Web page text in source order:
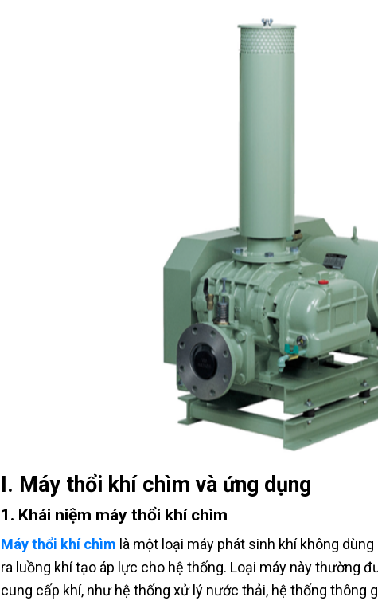
I. Máy thổi khí chìm và ứng dụng
1. Khái niệm máy thổi khí chìm
Máy thổi khí chìm là một loại máy phát sinh khí không
ra luồng khí tạo áp lực cho hệ thống. Loại máy này thường
cung cấp khí, như hệ thống xử lý nước thải, hệ thống thông